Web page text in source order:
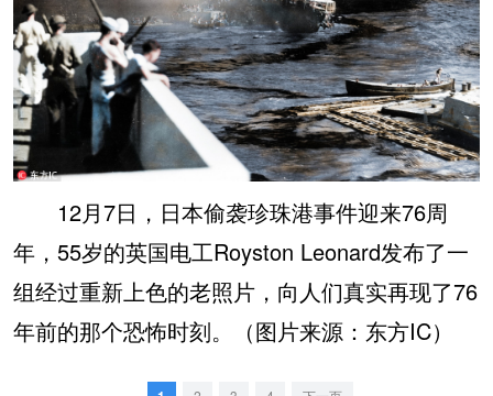
12月7日，日本偷袭珍珠港事件迎来76周
年，55岁的英国电工Royston Leonard发布了一
组经过重新上色的老照片，向人们真实再现了76
年前的那个恐怖时刻。（图片来源：东方IC）